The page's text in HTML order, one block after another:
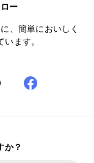
ー
、簡単においしく
ます。
か？